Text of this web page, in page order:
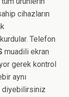
cihazların
Telefon
muadili ekran
gerek kontrol
aynı
diyebilirsiniz